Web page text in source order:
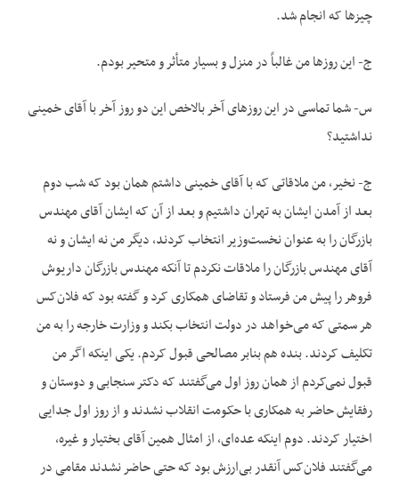
چیزها که انجام شد.
ج- این روزها من غالباً در منزل و بسیار متأثر و متحیر بودم.
س- شما تماسی در این روزهای آخر بالاخص این دو روز آخر با آقای خمینی
نداشتید؟
ج- نخیر، من ملاقاتی که با آقای خمینی داشتم همان بود که شب دوم
بعد از آمدن ایشان به تهران داشتیم و بعد از آن که ایشان آقای مهندس
بازرگان را به عنوان نخست‌وزیر انتخاب کردند، دیگر من نه ایشان و نه
آقای مهندس بازرگان را ملاقات نکردم تا آنکه مهندس بازرگان داریوش
فروهر را پیش من فرستاد و تقاضای همکاری کرد و گفته بود که فلان‌‌کس
هر سمتی که می‌‌خواهد در دولت انتخاب بکند و وزارت خارجه را به من
تکلیف کردند. بنده هم بنابر مصالحی قبول کردم. یکی اینکه اگر من
قبول نمی‌‌کردم از همان روز اول می‌‌گفتند که دکتر سنجابی و دوستان و
رفقایش حاضر به همکاری با حکومت انقلاب نشدند و از روز اول جدایی
اختیار کردند. دوم اینکه عده‌‌ای، از امثال همین آقای بختیار و غیره،
می‌‌گفتند فلان‌‌کس آنقدر بی‌‌ارزش بود که حتی حاضر نشدند مقامی در